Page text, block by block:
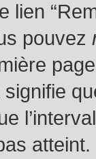
lien
pouvez